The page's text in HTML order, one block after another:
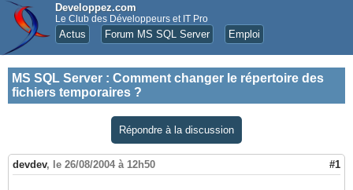
Developpez.com
Le Club des Développeurs et IT Pro
Actus Forum MS SQL Server Emploi
MS SQL Server : Comment changer le répertoire des
fichiers temporaires ?
Répondre à la discussion
devdev, le 26/08/2004 à 12h50 #1